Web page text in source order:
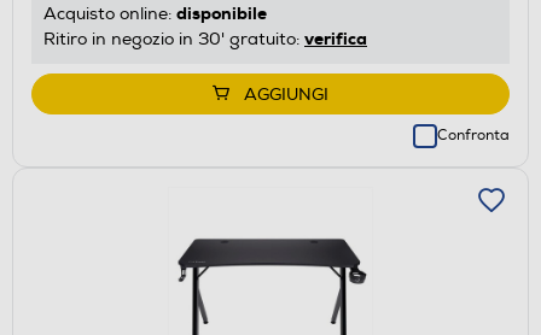
Acquisto online: disponibile
Ritiro in negozio in 30' gratuito: verifica
AGGIUNGI
Confronta